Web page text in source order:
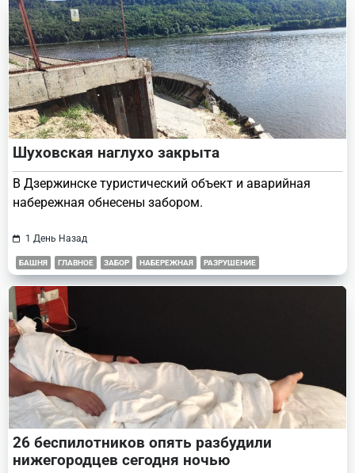
Шуховская наглухо закрыта
В Дзержинске туристический объект и аварийная
набережная обнесены забором.
1 День Назад
БАШНЯ ГЛАВНОЕ ЗАБОР НАБЕРЕЖНАЯ РАЗРУШЕНИЕ
26 беспилотников опять разбудили
нижегородцев сегодня ночью